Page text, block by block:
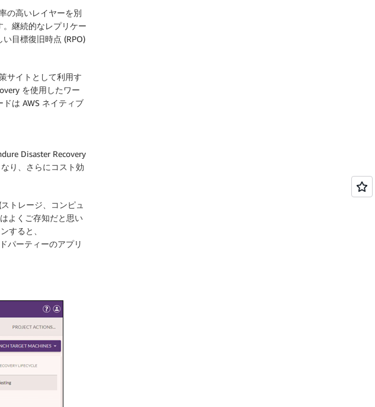
の高いレイヤーを別
継続的なレプリケー
目標復旧時点 (RPO)
サイトとして利用す
を使用したワー
は AWS ネイティブ
Disaster Recovery
り、さらにコスト効
トレージ、コンピュ
よくご存知だと思い
すると、
パーティーのアプリ